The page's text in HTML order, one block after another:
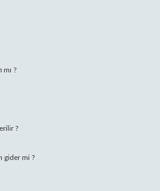
mı ?
?
gider mi ?